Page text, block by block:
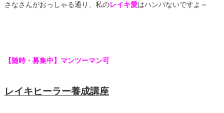
さなさんがおっしゃる通り、私のレイキ愛はハンパないですよ～
【随時・募集中】マンツーマン可
レイキヒーラー養成講座